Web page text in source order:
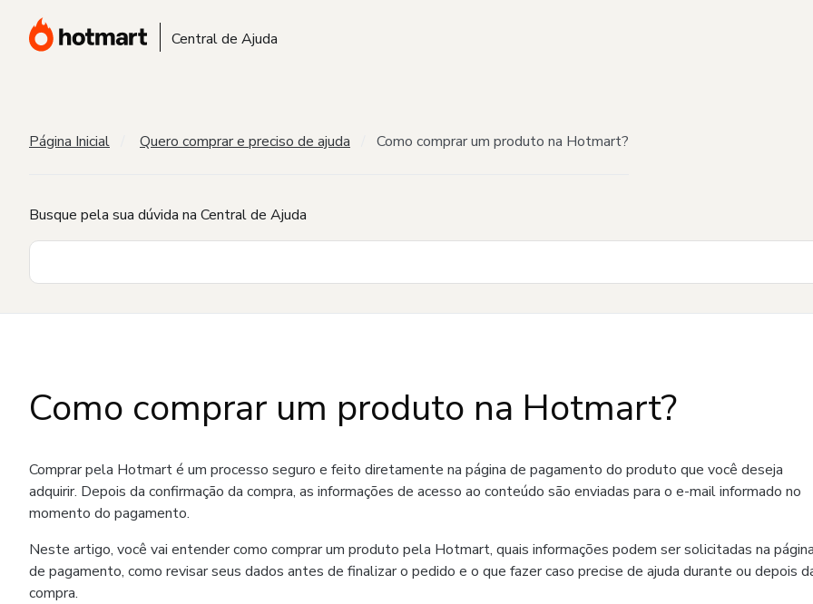
Central de Ajuda
Página Inicial Quero comprar e preciso de ajuda Como comprar um produto na Hotmart?
Busque pela sua dúvida na Central de Ajuda
Como comprar um produto na Hotmart?
Comprar pela Hotmart é um processo seguro e feito diretamente na página de pagamento do produto que você deseja
adquirir. Depois da confirmação da compra, as informações de acesso ao conteúdo são enviadas para o e-mail informado no
momento do pagamento.
Neste artigo, você vai entender como comprar um produto pela Hotmart, quais informações podem ser solicitadas na
de pagamento, como revisar seus dados antes de finalizar o pedido e o que fazer caso precise de ajuda durante ou depois
compra.